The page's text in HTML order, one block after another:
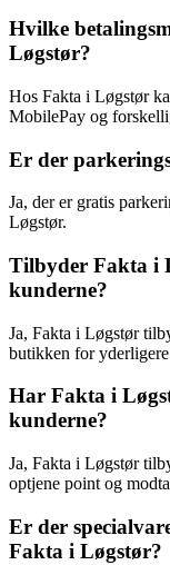
Hvilke
Løgstør?
Hos Fakta i Løgstør
MobilePay og
Er der
Ja, der er gratis
Løgstør.
Tilbyder Fakta i
kunderne?
Ja, Fakta i Løgstør
butikken for
Har Fakta i
kunderne?
Ja, Fakta i Løgstør
optjene point og
Er der
Fakta i Løgstør?